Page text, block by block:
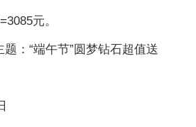
元。
：“端午节”圆梦钻石超值送